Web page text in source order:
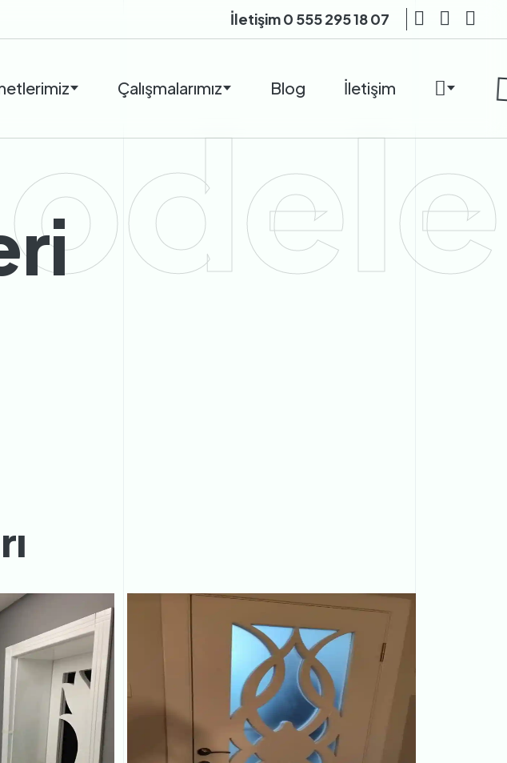
İletişim0 555 295 18 07
Çalışmalarımız Blog İletişim